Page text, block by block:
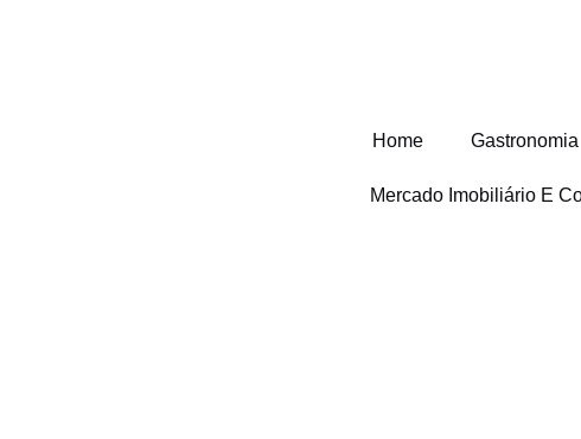
Home Gastronomia
Mercado Imobiliário E